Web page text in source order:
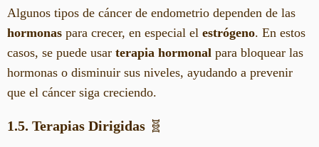
Algunos tipos de cáncer de endometrio dependen de las
hormonas para crecer, en especial el estrógeno. En estos
casos, se puede usar terapia hormonal para bloquear las
hormonas o disminuir sus niveles, ayudando a prevenir
que el cáncer siga creciendo.
1.5. Terapias Dirigidas 🧬